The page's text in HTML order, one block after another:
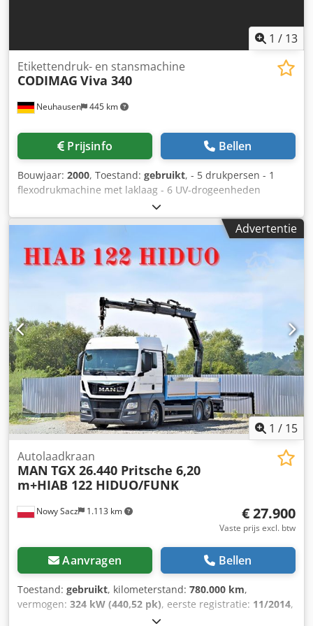
1 / 13
Neuhausen 445 km
Etikettendruk- en stansmachine
CODIMAG Viva 340
Prijsinfo Bellen
Bouwjaar: 2000, Toestand: gebruikt, - 5 drukpersen - 1
flexodrukmachine met laklaag - 6 UV-drogeenheden
(luchtgekoeld) - Roterende stansmachine Dsdjy H U Uiepfx
Ap Dock - GAP Master - BST videosysteem voor
webinspectie Volledig roterend, 355,6 mm Maximale
webbreedte: 340 mm Minimale webbreedte: 120 mm
Advertentie
1 / 15
Nowy Sacz 1.113 km
Autolaadkraan
MAN TGX 26.440 Pritsche 6,20
m+HIAB 122 HIDUO/FUNK
€ 27.900
Vaste prijs excl. btw
Aanvragen Bellen
Toestand: gebruikt, kilometerstand: 780.000 km,
vermogen: 324 kW (440,52 pk), eerste registratie: 11/2014,
, totaalgewicht: